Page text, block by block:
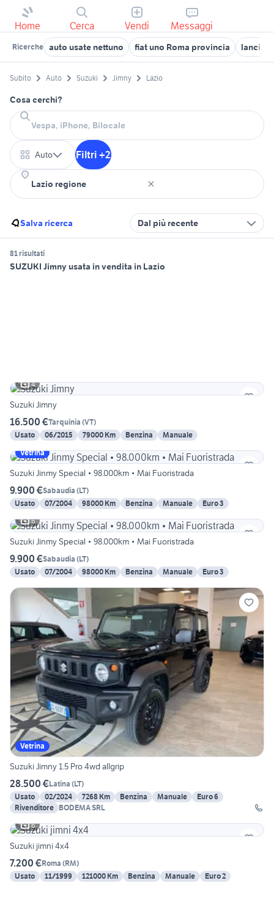
Home Cerca Vendi Messaggi
Ricerche auto usate nettuno fiat uno Roma provincia lancia
Subito Auto Suzuki Jimny Lazio
Cosa cerchi?
Auto Filtri +2
Salva ricerca Dal più recente
81 risultati
SUZUKI Jimny usata in vendita in Lazio
4
Suzuki Jimny
16.500 €Tarquinia (VT)
Usato
06/2015 79000 Km Benzina
Manuale
Vetrina
Suzuki Jinmy Special • 98.000km • Mai Fuoristrada
9.900 €Sabaudia (LT)
Usato
07/2004 98000 Km Benzina Manuale
Euro 3
6
Suzuki Jinmy Special • 98.000km • Mai Fuoristrada
9.900 €Sabaudia (LT)
Usato
07/2004 98000 Km Benzina Manuale Euro 3
Vetrina
Suzuki Jimny 1.5 Pro 4wd allgrip
28.500 €Latina (LT)
Usato
02/2024 7268 Km Benzina Manuale
Euro 6
Rivenditore BODEMA SRL
6
Suzuki jimni 4x4
7.200 €Roma (RM)
Usato
11/1999 121000 Km Benzina Manuale Euro 2